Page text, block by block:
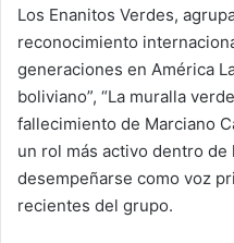
Los Enanitos Verdes,
reconocimiento
generaciones en América
boliviano”, “La muralla
fallecimiento de Marciano
un rol más activo dentro
desempeñarse como voz
recientes del grupo.